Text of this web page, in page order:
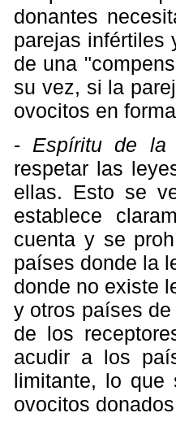
donantes
parejas infértiles
de una
su vez, si la
ovocitos en
- Espíritu de la
respetar las
ellas. Esto se
establece
cuenta y se
países donde la
donde no existe
y otros países
de los
acudir a los
limitante, lo que
ovocitos